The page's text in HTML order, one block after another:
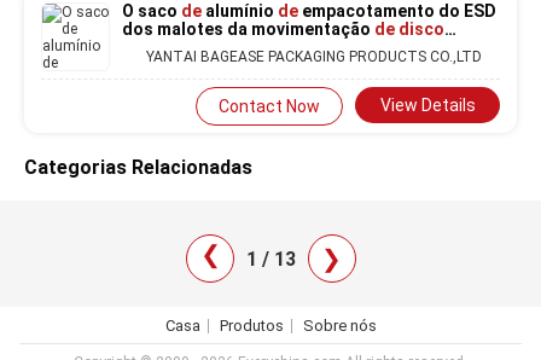
O saco de alumínio de empacotamento do ESD
dos malotes da movimentação de disco
rígido, metalizou a proteção dos sacosde
Faraday dos malotes, protegendo o suporte
acima do malote
YANTAI BAGEASE PACKAGING PRODUCTS CO.,LTD
Contact Now View Details
Categorias Relacionadas
❯ 1 / 13 ❯
Casa Produtos Sobre nós